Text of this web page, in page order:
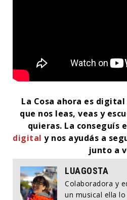
La Cosa ahora es
que nos leas, veas y
quieras. La conseguís
digital y nos ayudás a
junto a
LUAGOSTA
Colaboradora y
un musical ella